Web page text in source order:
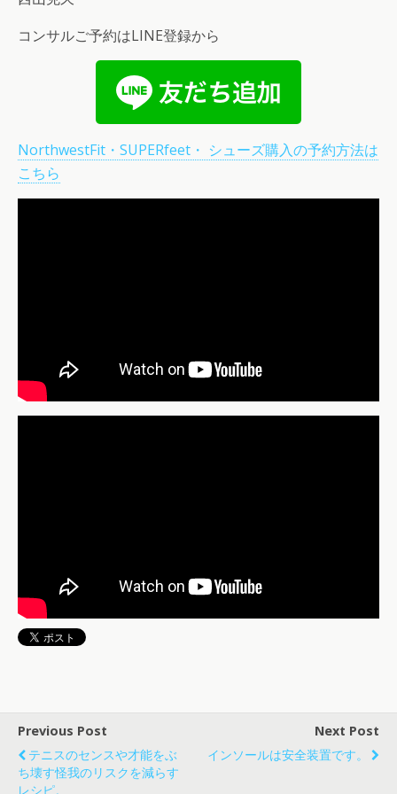
コンサルご予約はLINE登録から
NorthwestFit・SUPERfeet・ シューズ購入の予約方法は
こちら
Previous Post
テニスのセンスや才能をぶ
ち壊す怪我のリスクを減らす
レシピ。
Next Post
インソールは安全装置です。